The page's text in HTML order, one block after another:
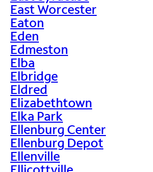
East Worcester
Eaton
Eden
Edmeston
Elba
Elbridge
Eldred
Elizabethtown
Elka Park
Ellenburg Center
Ellenburg Depot
Ellenville